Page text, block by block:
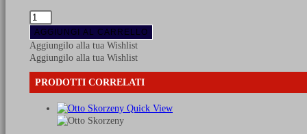
1.SS
-
Infanterie
Brigade
quantità
AGGIUNGI AL CARRELLO
Aggiungilo alla tua Wishlist
Aggiungilo alla tua Wishlist
PRODOTTI CORRELATI
Quick View